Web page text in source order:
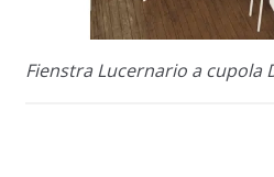
Fienstra Lucernario a cupola